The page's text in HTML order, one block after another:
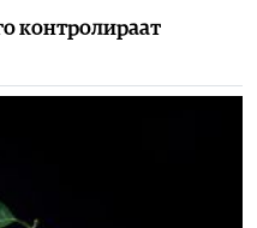
контролираат